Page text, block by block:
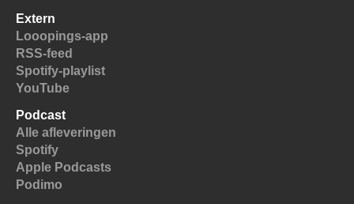
Extern
Looopings-app
RSS-feed
Spotify-playlist
YouTube
Podcast
Alle afleveringen
Spotify
Apple Podcasts
Podimo